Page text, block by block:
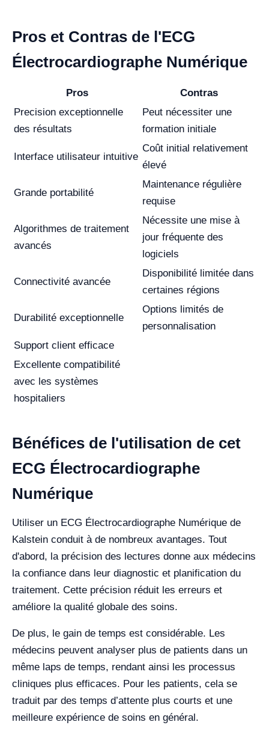
Pros et Contras de l'ECG
Électrocardiographe Numérique
Pros
Contras
Precision exceptionnelle
des résultats
Peut nécessiter une
formation initiale
Interface utilisateur intuitive
Coût initial relativement
élevé
Grande portabilité
Maintenance régulière
requise
Algorithmes de traitement
avancés
Nécessite une mise à
jour fréquente des
logiciels
Connectivité avancée
Disponibilité limitée dans
certaines régions
Durabilité exceptionnelle
Options limités de
personnalisation
Support client efficace
Excellente compatibilité
avec les systèmes
hospitaliers
Bénéfices de l'utilisation de cet
ECG Électrocardiographe
Numérique
Utiliser un ECG Électrocardiographe Numérique de
Kalstein conduit à de nombreux avantages. Tout
d'abord, la précision des lectures donne aux médecins
la confiance dans leur diagnostic et planification du
traitement. Cette précision réduit les erreurs et
améliore la qualité globale des soins.
De plus, le gain de temps est considérable. Les
médecins peuvent analyser plus de patients dans un
même laps de temps, rendant ainsi les processus
cliniques plus efficaces. Pour les patients, cela se
traduit par des temps d’attente plus courts et une
meilleure expérience de soins en général.